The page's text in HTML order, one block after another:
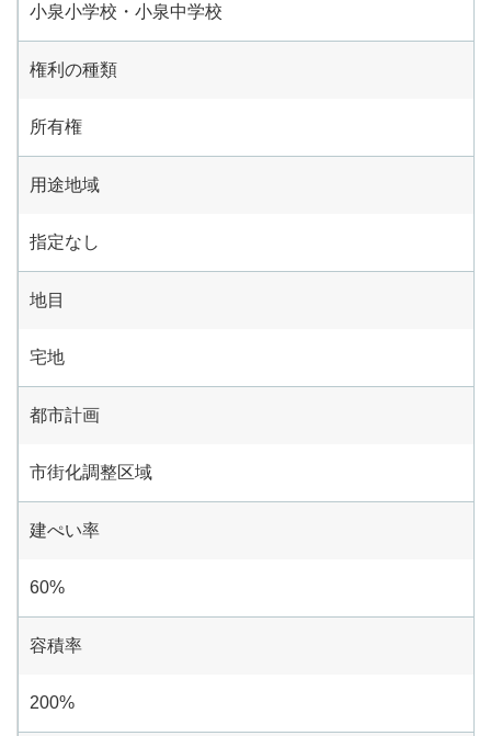
小泉小学校・小泉中学校
権利の種類
所有権
用途地域
指定なし
地目
宅地
都市計画
市街化調整区域
建ぺい率
60%
容積率
200%